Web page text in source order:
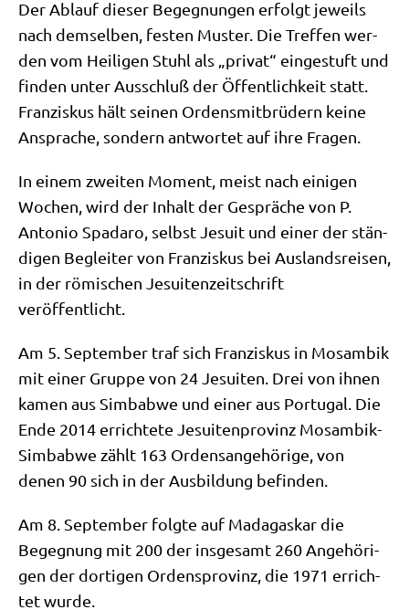
Der Ablauf die­ser Begeg­nun­gen erfolgt jeweils
nach dem­sel­ben, festen Muster. Die Tref­fen wer­
den vom Hei­li­gen Stuhl als „pri­vat“ ein­ge­stuft und
fin­den unter Aus­schluß der Öffent­lich­keit statt.
Fran­zis­kus hält sei­nen Ordens­mit­brü­dern kei­ne
Anspra­che, son­dern ant­wor­tet auf ihre Fragen.
In einem zwei­ten Moment, meist nach eini­gen
Wochen, wird der Inhalt der Gesprä­che von P.
Anto­nio Spa­da­ro, selbst Jesu­it und einer der stän­
di­gen Beglei­ter von Fran­zis­kus bei Aus­lands­rei­sen,
in der römi­schen Jesui­ten­zeit­schrift
veröffentlicht.
Am 5. Sep­tem­ber traf sich Fran­zis­kus in Mosam­bik
mit einer Grup­pe von 24 Jesui­ten. Drei von ihnen
kamen aus Sim­bab­we und einer aus Por­tu­gal. Die
Ende 2014 errich­te­te Jesui­ten­pro­vinz Mosam­bik-
Sim­bab­we zählt 163 Ordens­an­ge­hö­ri­ge, von
denen 90 sich in der Aus­bil­dung befinden.
Am 8. Sep­tem­ber folg­te auf Mada­gas­kar die
Begeg­nung mit 200 der ins­ge­samt 260 Ange­hö­ri­
gen der dor­ti­gen Ordens­pro­vinz, die 1971 errich­
tet wurde.